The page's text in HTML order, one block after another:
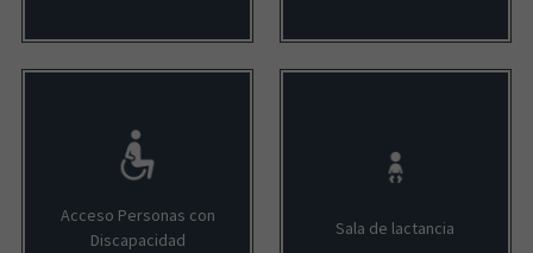
Acceso Personas con
Discapacidad
Sala de lactancia